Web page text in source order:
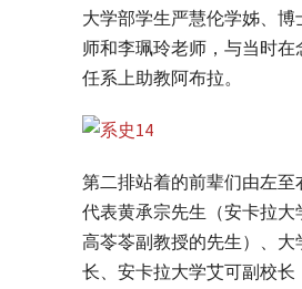
大学部学生严慧伦学姊、博
师和李珮玲老师，与当时在
任系上助教阿布拉。
第二排站着的前辈们由左至
代表黄承宗先生（安卡拉大
高苓苓副教授的先生）、大
长、安卡拉大学艾可副校长